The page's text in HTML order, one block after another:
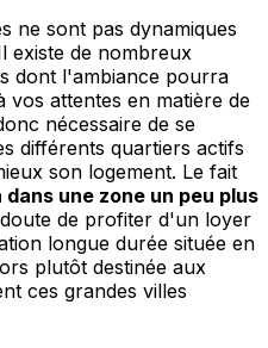
ne sont pas dynamiques
existe de nombreux
dont l'ambiance pourra
attentes en matière de
nécessaire de se
différents quartiers actifs
son logement. Le fait
une zone un peu plus
de profiter d'un loyer
longue durée située en
plutôt destinée aux
ces grandes villes